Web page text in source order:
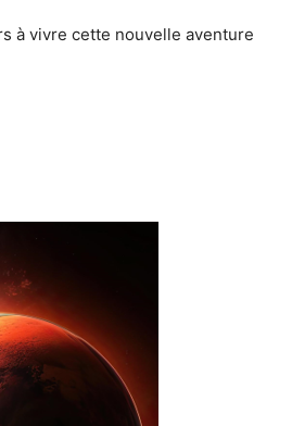
à vivre cette nouvelle aventure